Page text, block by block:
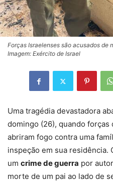
Forças Israelenses são acusados de
Imagem: Exército de Israel
Uma tragédia devastadora
domingo (26), quando forças
abriram fogo contra uma
inspeção em sua residência.
um crime de guerra por
morte de um pai ao lado de